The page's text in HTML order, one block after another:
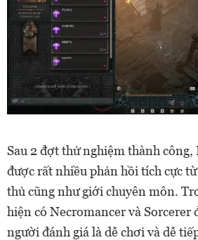
Sau 2 đợt thử nghiệm thành
được rất nhiều phản hồi tích cực
thủ cũng như giới chuyên môn.
hiện có Necromancer và Sorcerer
người đánh giá là dễ chơi và dễ